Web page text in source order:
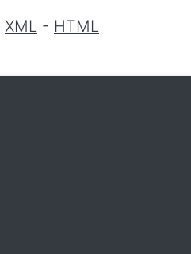
XML - HTML